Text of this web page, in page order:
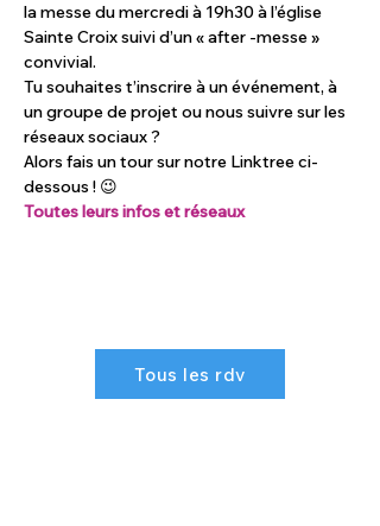
la messe du mercredi à 19h30 à l’église
Sainte Croix suivi d’un « after -messe »
convivial.
Tu souhaites t’inscrire à un événement, à
un groupe de projet ou nous suivre sur les
réseaux sociaux ?
Alors fais un tour sur notre Linktree ci-
dessous ! 😉
Toutes leurs infos et réseaux
Tous les rdv